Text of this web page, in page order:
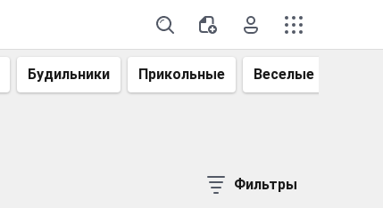
Будильники Прикольные Веселые
Фильтры